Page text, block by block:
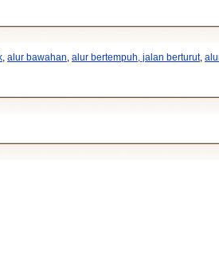
, alur bawahan, alur bertempuh, jalan berturut,